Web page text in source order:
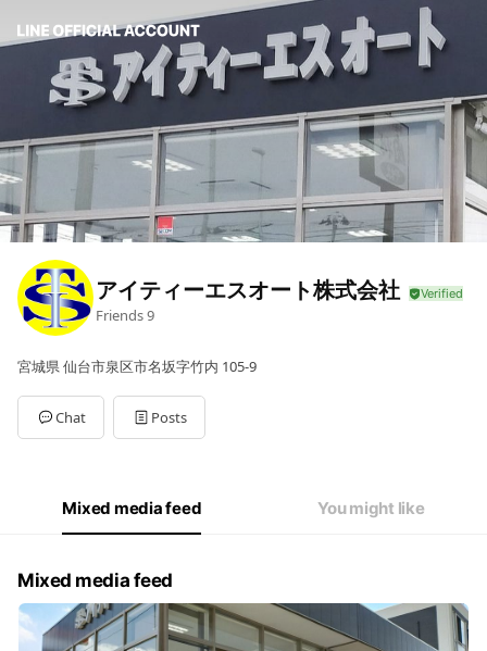
アイティーエスオート株式会社
Friends9
宮城県 仙台市泉区市名坂字竹内 105-9
Chat Posts
Mixed media feed You might like
Mixed media feed